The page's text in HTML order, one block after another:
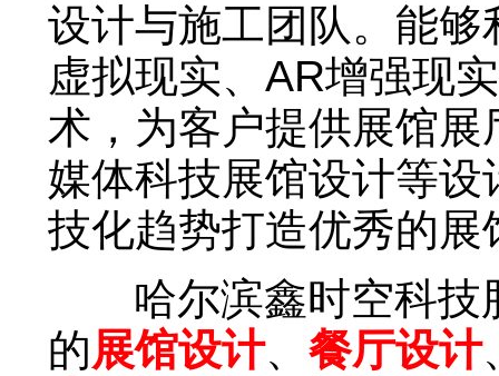
设计与施工团队。能
虚拟现实、AR增强现
术，为客户提供展馆
媒体科技展馆设计等
技化趋势打造优秀的展
哈尔滨鑫时空科技
的展馆设计、 餐厅设计